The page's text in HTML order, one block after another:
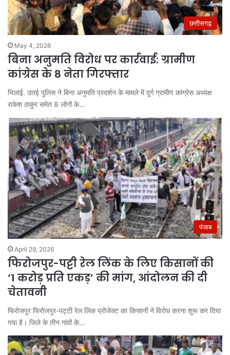
छत्तीसगढ़
May 4, 2026
बिना अनुमति विरोध पर कार्रवाई: ग्रामीण
कांग्रेस के 8 नेता गिरफ्तार
भिलाई. उतई पुलिस ने बिना अनुमति प्रदर्शन के मामले में दुर्ग ग्रामीण कांग्रेस अध्यक्ष
राकेश ठाकुर समेत 8 लोगों के…
पंजाब
April 29, 2026
फिरोजपुर-पट्टी रेल लिंक के लिए किसानों की
‘1 करोड़ प्रति एकड़’ की मांग, आंदोलन की दी
चेतावनी
फिरोजपुर फिरोजपुर-पट्टी रेल लिंक प्रोजेक्ट का किसानों ने विरोध करना शुरू कर दिया
गया है। जिले के तीन गांवों के…